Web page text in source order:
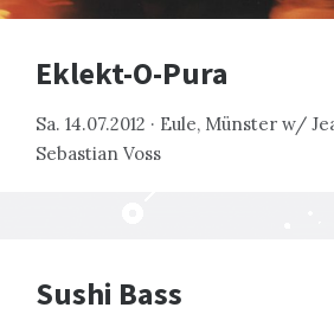
Eklekt-O-Pura
Sa. 14.07.2012 · Eule, Münster w/
Sebastian Voss
Sushi Bass